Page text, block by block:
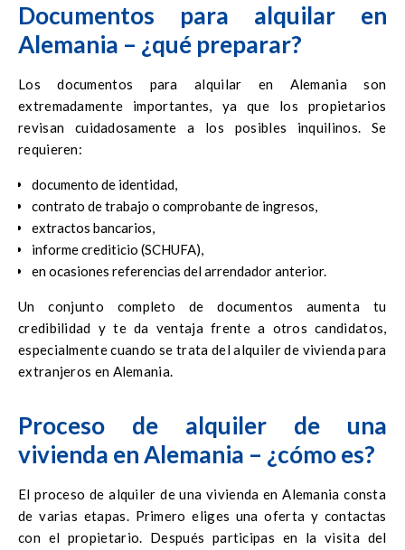
Documentos para alquilar en
Alemania – ¿qué preparar?
Los documentos para alquilar en Alemania son
extremadamente importantes, ya que los propietarios
revisan cuidadosamente a los posibles inquilinos. Se
requieren:
documento de identidad,
contrato de trabajo o comprobante de ingresos,
extractos bancarios,
informe crediticio (SCHUFA),
en ocasiones referencias del arrendador anterior.
Un conjunto completo de documentos aumenta tu
credibilidad y te da ventaja frente a otros candidatos,
especialmente cuando se trata del alquiler de vivienda para
extranjeros en Alemania.
Proceso de alquiler de una
vivienda en Alemania – ¿cómo es?
El proceso de alquiler de una vivienda en Alemania consta
de varias etapas. Primero eliges una oferta y contactas
con el propietario. Después participas en la visita del